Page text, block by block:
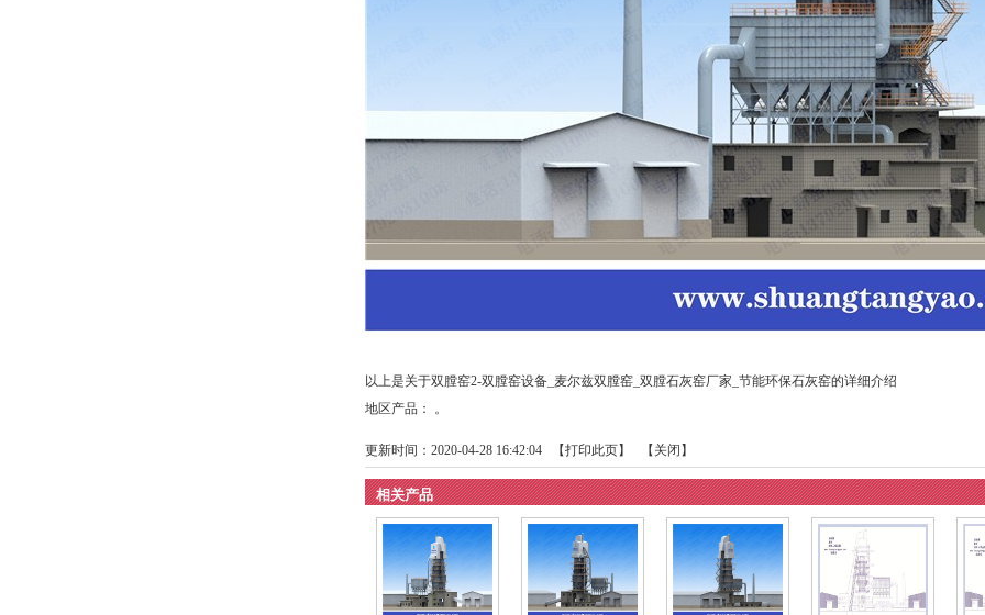
以上是关于双膛窑2-双膛窑设备_麦尔兹双膛窑_双膛石灰窑厂家_节能环保石灰窑的详细介绍
地区产品： 。
更新时间：2020-04-28 16:42:04 【打印此页】 【关闭】
相关产品